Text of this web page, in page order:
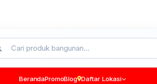
BerandaPromoBlog Daftar Lokasi